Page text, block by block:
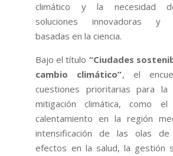
climático y la necesidad
soluciones innovadoras y
basadas en la ciencia.
Bajo el título “Ciudades
cambio climático”, el
cuestiones prioritarias para la
mitigación climática, como
calentamiento en la región
intensificación de las olas
efectos en la salud, la gestión